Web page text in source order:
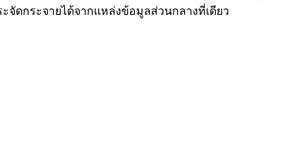
จัดกระจายได้จากแหล่งข้อมูลส่วนกลางที่เดียว